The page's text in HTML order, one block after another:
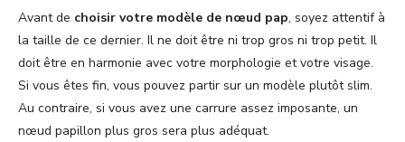
Avant de choisir votre modèle de nœud pap, soyez attentif à
la taille de ce dernier. Il ne doit être ni trop gros ni trop petit. Il
doit être en harmonie avec votre morphologie et votre visage.
Si vous êtes fin, vous pouvez partir sur un modèle plutôt slim.
Au contraire, si vous avez une carrure assez imposante, un
nœud papillon plus gros sera plus adéquat.